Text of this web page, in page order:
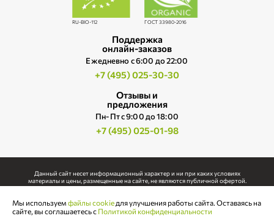
RU-BIO-112 ГОСТ 33980-2016
Поддержка
онлайн-заказов
Ежедневно c 6:00 до 22:00
+7 (495) 025-30-30
Отзывы и
предложения
Пн-Пт с 9:00 до 18:00
+7 (495) 025-01-98
Данный сайт несет информационный характер и ни при каких условиях
материалы и цены, размещенные на сайте, не являются публичной офертой.
письменного согласия правообладателя.
Мы используем файлы cookie для улучшения работы сайта. Оставаясь на
сайте, вы соглашаетесь с Политикой конфиденциальности